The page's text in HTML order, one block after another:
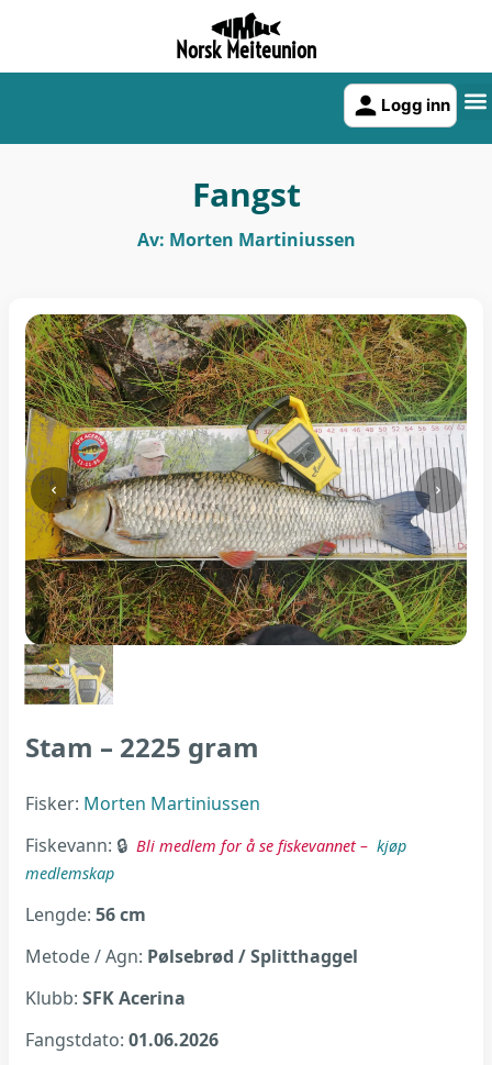
Norsk Meiteunion
Logg inn
Fangst
Av: Morten Martiniussen
Stam – 2225 gram
Fisker: Morten Martiniussen
Fiskevann:
Bli medlem for å se fiskevannet – kjøp
medlemskap
Lengde: 56 cm
Metode / Agn: Pølsebrød / Splitthaggel
Klubb: SFK Acerina
Fangstdato: 01.06.2026